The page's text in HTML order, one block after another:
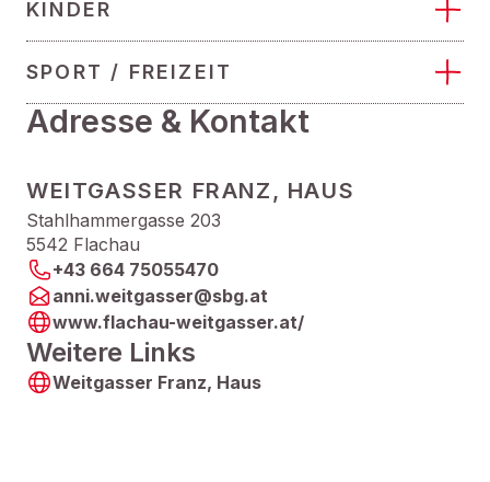
KINDER
SPORT / FREIZEIT
Adresse & Kontakt
WEITGASSER FRANZ, HAUS
Stahlhammergasse 203
5542 Flachau
+43 664 75055470
anni.weitgasser@sbg.at
www.flachau-weitgasser.at/
Weitere Links
Weitgasser Franz, Haus